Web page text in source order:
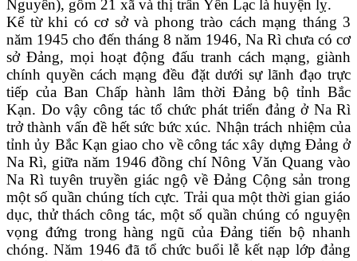
Nguyên), gồm 21 xã và thị trấn Yến Lạc là huyện lỵ.
Kể từ khi có cơ sở và phong trào cách mạng tháng 3
năm 1945 cho đến tháng 8 năm 1946, Na Rì chưa có cơ
sở Đảng, mọi hoạt động đấu tranh cách mạng, giành
chính quyền cách mạng đều đặt dưới sự lãnh đạo trực
tiếp của Ban Chấp hành lâm thời Đảng bộ tỉnh Bắc
Kạn. Do vậy công tác tổ chức phát triển đảng ở Na Rì
trở thành vấn đề hết sức bức xúc. Nhận trách nhiệm của
tỉnh ủy Bắc Kạn giao cho về công tác xây dựng Đảng ở
Na Rì, giữa năm 1946 đồng chí Nông Văn Quang vào
Na Rì tuyên truyền giác ngộ về Đảng Cộng sản trong
một số quần chúng tích cực. Trải qua một thời gian giáo
dục, thử thách công tác, một số quần chúng có nguyện
vọng đứng trong hàng ngũ của Đảng tiến bộ nhanh
chóng. Năm 1946 đã tổ chức buổi lễ kết nạp lớp đảng